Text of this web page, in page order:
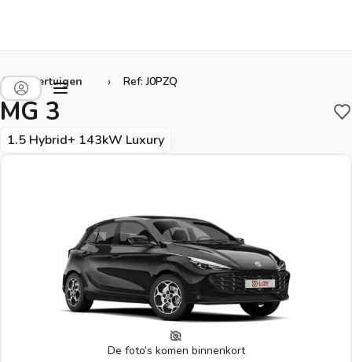
Alle voertuigen › Ref: J0PZQ
MG 3
1.5 Hybrid+ 143kW Luxury
De foto’s komen binnenkort